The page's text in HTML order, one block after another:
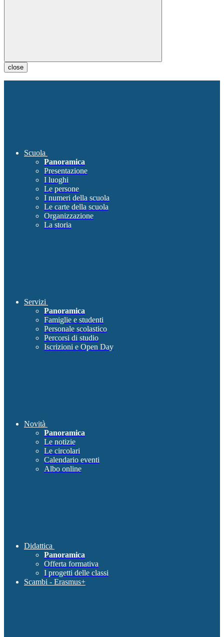
close
Scuola
Panoramica
Presentazione
I luoghi
Le persone
I numeri della scuola
Le carte della scuola
Organizzazione
La storia
Servizi
Panoramica
Famiglie e studenti
Personale scolastico
Percorsi di studio
Iscrizioni e Open Day
Novità
Panoramica
Le notizie
Le circolari
Calendario eventi
Albo online
Didattica
Panoramica
Offerta formativa
I progetti delle classi
Scambi - Erasmus+